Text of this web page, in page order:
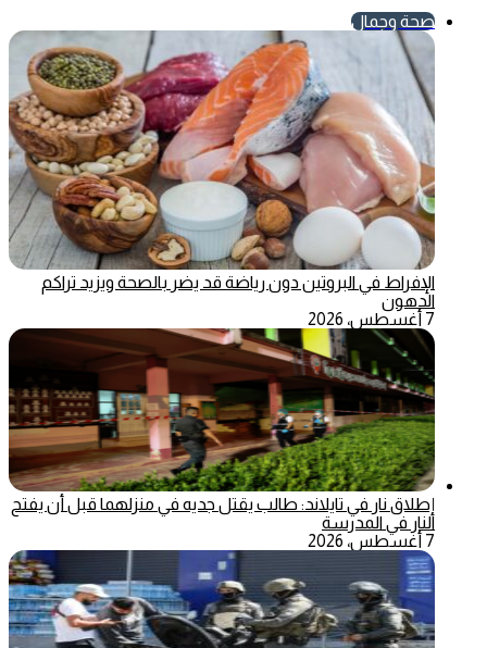
صحة وجمال
الإفراط في البروتين دون رياضة قد يضر بالصحة ويزيد تراكم
الدهون
7 أغسطس، 2026
إطلاق نار في تايلاند: طالب يقتل جديه في منزلهما قبل أن يفتح
النار في المدرسة
7 أغسطس، 2026